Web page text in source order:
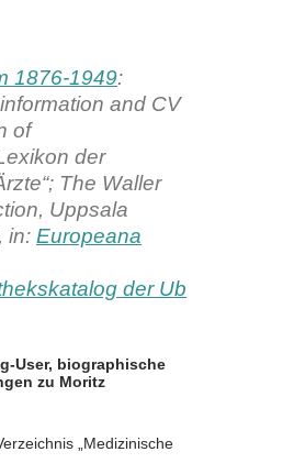
1876-1949:
and CV
of
der
The Waller
Uppsala
in: Europeana
der Ub
User, biographische
zu Moritz
„Medizinische